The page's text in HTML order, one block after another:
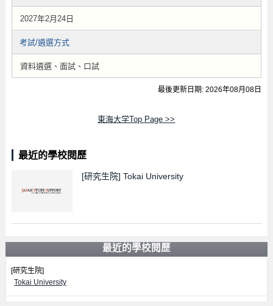
2027年2月24日
考試/遴選方式
資料遴選、面試、口試
最後更新日期: 2026年08月08日
東海大学Top Page >>
最近的學校閱歷
[研究生院] Tokai University
最近的學校閱歷
[研究生院]
Tokai University